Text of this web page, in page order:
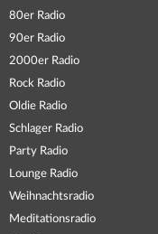
80er Radio
90er Radio
2000er Radio
Rock Radio
Oldie Radio
Schlager Radio
Party Radio
Lounge Radio
Weihnachtsradio
Meditationsradio